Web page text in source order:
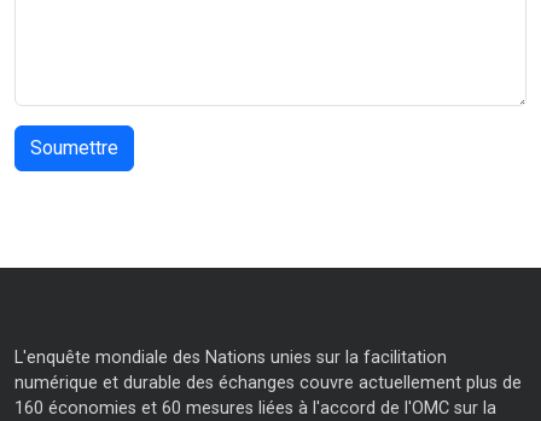
L'enquête mondiale des Nations unies sur la facilitation
numérique et durable des échanges couvre actuellement plus de
160 économies et 60 mesures liées à l'accord de l'OMC sur la